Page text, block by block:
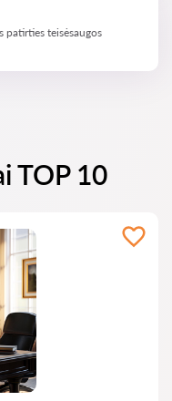
patirties teisėsaugos
TOP 10